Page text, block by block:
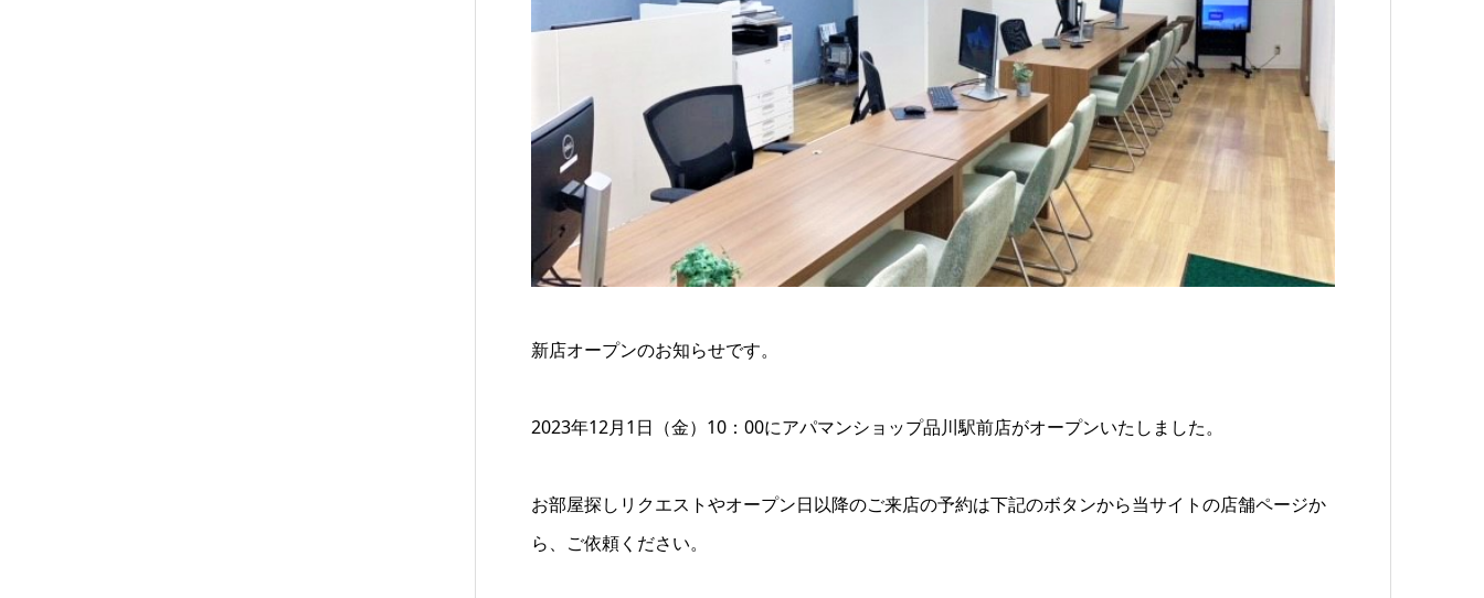
新店オープンのお知らせです。
2023年12月1日（金）10：00にアパマンショップ品川駅前店がオープンいたしました。
お部屋探しリクエストやオープン日以降のご来店の予約は下記のボタンから当サイトの店舗ページか
ら、ご依頼ください。